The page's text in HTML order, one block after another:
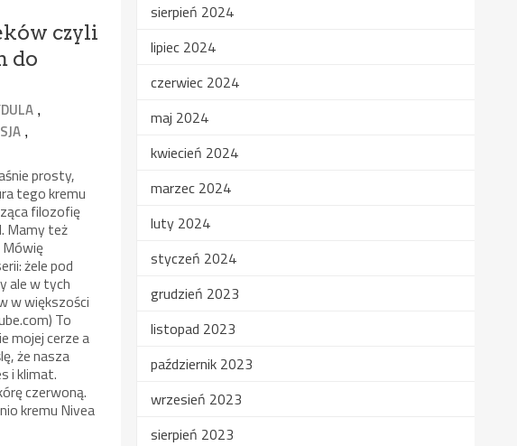
czyli
do
,
,
prosty,
tego kremu
filozofię
Mamy też
Mówię
żele pod
ale w tych
w większości
To
mojej cerze a
że nasza
i klimat.
czerwoną.
kremu Nivea
sierpień 2024
lipiec 2024
czerwiec 2024
maj 2024
kwiecień 2024
marzec 2024
luty 2024
styczeń 2024
grudzień 2023
listopad 2023
październik 2023
wrzesień 2023
sierpień 2023